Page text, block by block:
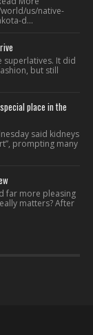
us/native-
d...
superlatives. It did
but still
place in the
said kidneys
prompting many
far more pleasing
matters? After